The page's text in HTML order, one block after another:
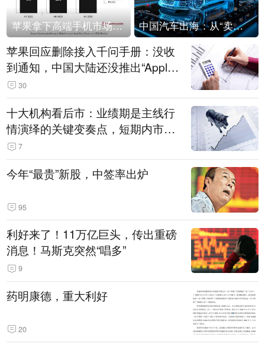
苹果拿下高端手机市场65%的份额：iPhone 17系列功不可没 中国汽车出海：从“卖出去”到“走进去”
苹果回应删除接入千问手册：没收
到通知，中国大陆还没推出“Apple
智能使用千问”功能
30
十大机构看后市：业绩期是主线行
情演绎的关键变奏点，短期内市场
或继续反弹，关注三条业绩主线
7
今年“最贵”新股，中签率出炉
95
利好来了！11万亿巨头，传出重磅
消息！马斯克突然“唱多”
9
药明康德，重大利好
20